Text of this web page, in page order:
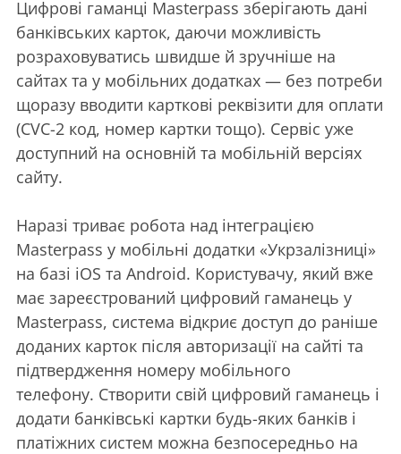
Цифрові гаманці Masterpass зберігають дані
банківських карток, даючи можливість
розраховуватись швидше й зручніше на
сайтах та у мобільних додатках — без потреби
щоразу вводити карткові реквізити для оплати
(CVC-2 код, номер картки тощо). Сервіс уже
доступний на основній та мобільній версіях
сайту.
Наразі триває робота над інтеграцією
Masterpass у мобільні додатки «Укрзалізниці»
на базі iOS та Android. Користувачу, який вже
має зареєстрований цифровий гаманець у
Masterpass, система відкриє доступ до раніше
доданих карток після авторизації на сайті та
підтвердження номеру мобільного
телефону. Створити свій цифровий гаманець і
додати банківські картки будь-яких банків і
платіжних систем можна безпосередньо на